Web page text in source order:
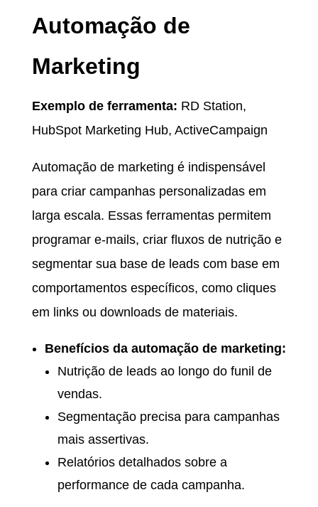
Automação de
Marketing
Exemplo de ferramenta: RD Station,
HubSpot Marketing Hub, ActiveCampaign
Automação de marketing é indispensável
para criar campanhas personalizadas em
larga escala. Essas ferramentas permitem
programar e-mails, criar fluxos de nutrição e
segmentar sua base de leads com base em
comportamentos específicos, como cliques
em links ou downloads de materiais.
Benefícios da automação de marketing:
Nutrição de leads ao longo do funil de
vendas.
Segmentação precisa para campanhas
mais assertivas.
Relatórios detalhados sobre a
performance de cada campanha.